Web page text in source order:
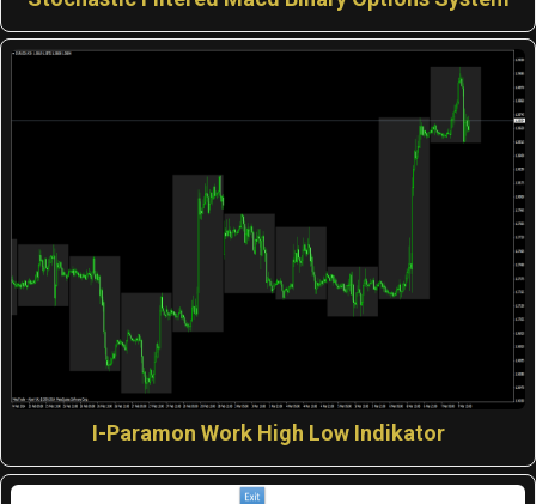
I-Paramon Work High Low Indikator